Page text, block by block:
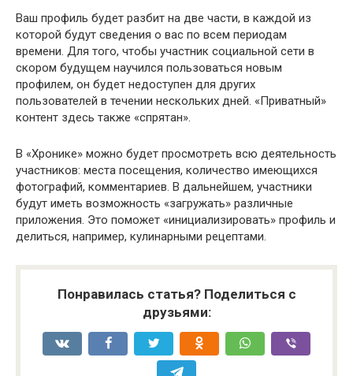
Ваш профиль будет разбит на две части, в каждой из
которой будут сведения о вас по всем периодам
времени. Для того, чтобы участник социальной сети в
скором будущем научился пользоваться новым
профилем, он будет недоступен для других
пользователей в течении нескольких дней. «Приватный»
контент здесь также «спрятан».
В «Хронике» можно будет просмотреть всю деятельность
участников: места посещения, количество имеющихся
фотографий, комментариев. В дальнейшем, участники
будут иметь возможность «загружать» различные
приложения. Это поможет «инициализировать» профиль и
делиться, например, кулинарными рецептами.
Понравилась статья? Поделиться с
друзьями: